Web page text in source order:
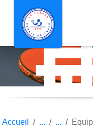
Accueil
Panneau de gestion des